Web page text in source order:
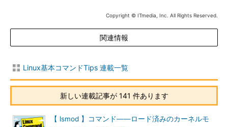
詳しい情報を表示する
※2 %{file}、%{family}、%{style}、%
優先的に使われるフォントを表示する
Copyright © ITmedia, Inc. All Rights Reserved.
関連情報
Linux基本コマンドTips 連載一覧
新しい連載記事が 141 件あります
【 lsmod 】コマンド――ロード済みのカーネルモ